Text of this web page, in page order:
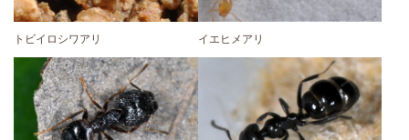
トビイロシワアリ イエヒメアリ